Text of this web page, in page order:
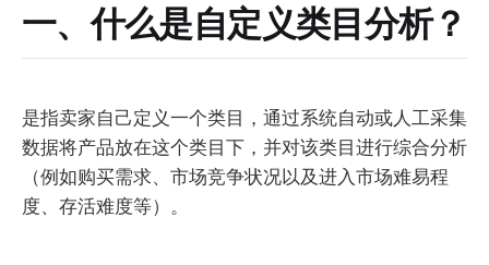
一、什么是自定义类目分析？
是指卖家自己定义一个类目，通过系统自动或人工采集
数据将产品放在这个类目下，并对该类目进行综合分析
（例如购买需求、市场竞争状况以及进入市场难易程
度、存活难度等）。